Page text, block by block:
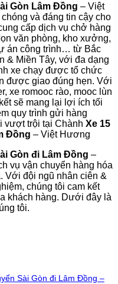
Gòn Lâm Đồng – Việt
và đáng tin cậy cho
cấp dịch vụ chở hàng
văn phòng, kho xưởng,
án công trình… từ Bắc
& Miền Tây, với đa dạng
xe chạy được tổ chức
được giao đúng hẹn. Với
xe romooc rào, mooc lùn
sẽ mang lại lợi ích tối
quy trình gửi hàng
vượt trội tại Chành Xe 15
Đồng – Việt Hương
Gòn đi Lâm Đồng –
vụ vận chuyển hàng hóa
Với đội ngũ nhân ciên &
chúng tôi cam kết
khách hàng. Dưới đây là
tôi.
Sài Gòn đi Lâm Đồng –